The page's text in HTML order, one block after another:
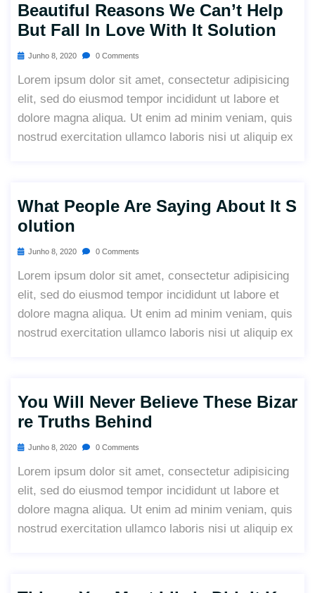
Beautiful Reasons We Can’t Help
But Fall In Love With It Solution
Junho 8, 2020 0 Comments
Lorem ipsum dolor sit amet, consectetur adipisicing
elit, sed do eiusmod tempor incididunt ut labore et
dolore magna aliqua. Ut enim ad minim veniam, quis
nostrud exercitation ullamco laboris nisi ut aliquip ex
What People Are Saying About It S
Olution
Junho 8, 2020 0 Comments
Lorem ipsum dolor sit amet, consectetur adipisicing
elit, sed do eiusmod tempor incididunt ut labore et
dolore magna aliqua. Ut enim ad minim veniam, quis
nostrud exercitation ullamco laboris nisi ut aliquip ex
You Will Never Believe These Bizar
Re Truths Behind
Junho 8, 2020 0 Comments
Lorem ipsum dolor sit amet, consectetur adipisicing
elit, sed do eiusmod tempor incididunt ut labore et
dolore magna aliqua. Ut enim ad minim veniam, quis
nostrud exercitation ullamco laboris nisi ut aliquip ex